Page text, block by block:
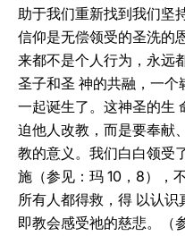
助于我们重新找到我们坚
信仰是无偿领受的圣洗的
来都不是个人行为，永远
圣子和圣 神的共融，一
一起诞生了。这神圣的
迫他人改教，而是要奉献
教的意义。我们白白领受
施（参见：玛 10，8），
所有人都得救，得 以认识
即教会感受祂的慈悲。（